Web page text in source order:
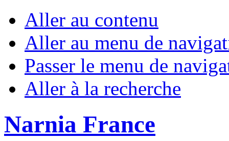
Aller au contenu
Aller au menu de
Passer le menu de
Aller à la recherche
Narnia France